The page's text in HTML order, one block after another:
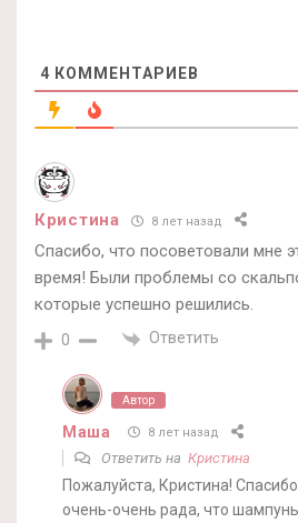
4 КОММЕНТАРИЕВ
Кристина 8 лет назад
Спасибо, что посоветовали мне
время! Были проблемы со
которые успешно решились.
0 Ответить
Автор
Маша 8 лет назад
Ответить на Кристина
Пожалуйста, Кристина!
очень-очень рада, что